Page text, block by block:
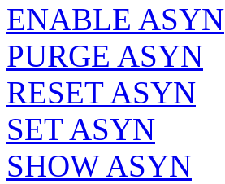
ENABLE ASYN
PURGE ASYN
RESET ASYN
SET ASYN
SHOW ASYN